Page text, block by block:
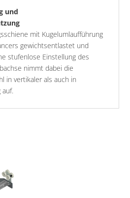
und
mit Kugelumlaufführung
gewichtsentlastet und
stufenlose Einstellung des
nimmt dabei die
in vertikaler als auch in
auf.